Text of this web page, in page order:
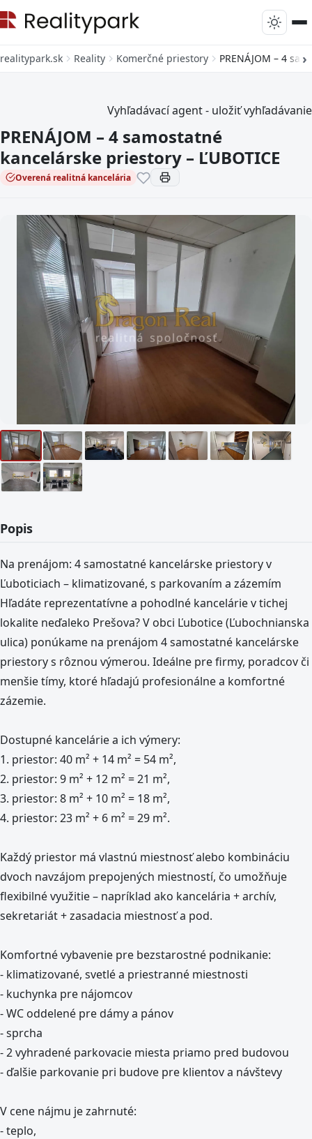
realitypark.sk Reality Komerčné priestory PRENÁJOM – 4
Vyhľadávací agent - uložiť vyhľadávanie
PRENÁJOM – 4 samostatné
kancelárske priestory – ĽUBOTICE
Overená realitná kancelária
Popis
Na prenájom: 4 samostatné kancelárske priestory v
Ľuboticiach – klimatizované, s parkovaním a zázemím
Hľadáte reprezentatívne a pohodlné kancelárie v tichej
lokalite neďaleko Prešova? V obci Ľubotice (Ľubochnianska
ulica) ponúkame na prenájom 4 samostatné kancelárske
priestory s rôznou výmerou. Ideálne pre firmy, poradcov či
menšie tímy, ktoré hľadajú profesionálne a komfortné
zázemie.
Dostupné kancelárie a ich výmery:
1. priestor: 40 m² + 14 m² = 54 m²,
2. priestor: 9 m² + 12 m² = 21 m²,
3. priestor: 8 m² + 10 m² = 18 m²,
4. priestor: 23 m² + 6 m² = 29 m².
Každý priestor má vlastnú miestnosť alebo kombináciu
dvoch navzájom prepojených miestností, čo umožňuje
flexibilné využitie – napríklad ako kancelária + archív,
sekretariát + zasadacia miestnosť a pod.
Komfortné vybavenie pre bezstarostné podnikanie:
- klimatizované, svetlé a priestranné miestnosti
- kuchynka pre nájomcov
- WC oddelené pre dámy a pánov
- sprcha
- 2 vyhradené parkovacie miesta priamo pred budovou
- ďalšie parkovanie pri budove pre klientov a návštevy
V cene nájmu je zahrnuté:
- teplo,